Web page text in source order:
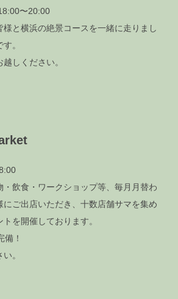
〜20:00
様と横浜の絶景コースを一緒に走りまし
。
しください。
・飲食・ワークショップ等、毎月月替わ
にご出店いただき、十数店舗サマを集め
を開催しております。
備！
。